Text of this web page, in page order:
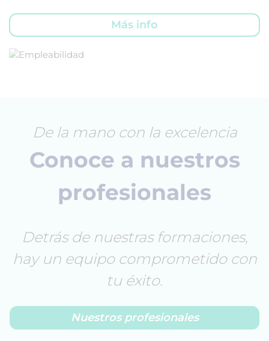
Más info
De la mano con la excelencia
Conoce a nuestros
profesionales
Detrás de nuestras formaciones,
hay un equipo comprometido con
tu éxito.
Nuestros profesionales